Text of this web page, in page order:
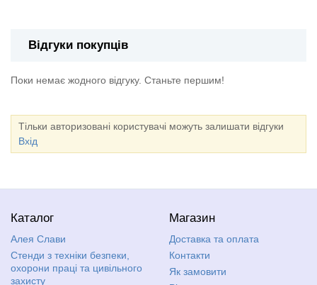
Відгуки покупців
Поки немає жодного відгуку. Станьте першим!
Тільки авторизовані користувачі можуть залишати відгуки
Вхід
Каталог
Алея Слави
Стенди з техніки безпеки,
охорони праці та цивільного
захисту
Магазин
Доставка та оплата
Контакти
Як замовити